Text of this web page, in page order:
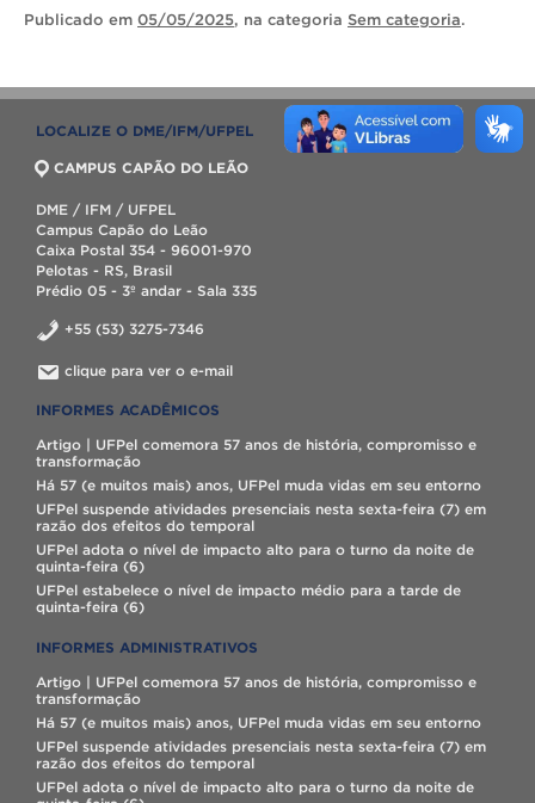
Publicado em 05/05/2025, na categoria Sem categoria.
LOCALIZE O DME/IFM/UFPEL
CAMPUS CAPÃO DO LEÃO
DME / IFM / UFPEL
Campus Capão do Leão
Caixa Postal 354 - 96001-970
Pelotas - RS, Brasil
Prédio 05 - 3º andar - Sala 335
+55 (53) 3275-7346
clique para ver o e-mail
INFORMES ACADÊMICOS
Artigo | UFPel comemora 57 anos de história, compromisso e
transformação
Há 57 (e muitos mais) anos, UFPel muda vidas em seu entorno
UFPel suspende atividades presenciais nesta sexta-feira (7) em
razão dos efeitos do temporal
UFPel adota o nível de impacto alto para o turno da noite de
quinta-feira (6)
UFPel estabelece o nível de impacto médio para a tarde de
quinta-feira (6)
INFORMES ADMINISTRATIVOS
Artigo | UFPel comemora 57 anos de história, compromisso e
transformação
Há 57 (e muitos mais) anos, UFPel muda vidas em seu entorno
UFPel suspende atividades presenciais nesta sexta-feira (7) em
razão dos efeitos do temporal
UFPel adota o nível de impacto alto para o turno da noite de